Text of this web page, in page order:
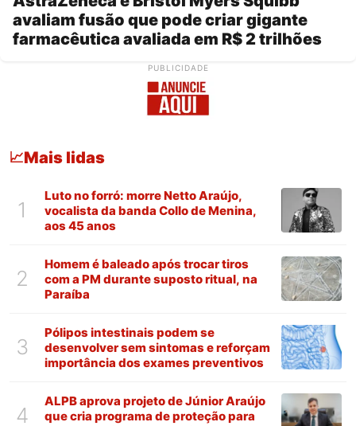
avaliam fusão que pode criar gigante
farmacêutica avaliada em R$ 2 trilhões
PUBLICIDADE
📈Mais lidas
1
Luto no forró: morre Netto Araújo,
vocalista da banda Collo de Menina,
aos 45 anos
2
Homem é baleado após trocar tiros
com a PM durante suposto ritual, na
Paraíba
3
Pólipos intestinais podem se
desenvolver sem sintomas e reforçam
importância dos exames preventivos
4
ALPB aprova projeto de Júnior Araújo
que cria programa de proteção para